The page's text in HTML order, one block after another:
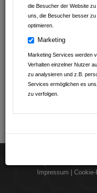
die Besucher der Website
uns, die Besucher besser
optimieren.
Marketing
Marketing Services werden
Verhalten einzelner Nutzer
zu analysieren und z.B.
Services ermöglichen es
zu verfolgen.
Impressum